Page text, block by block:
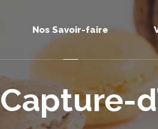
Nos Savoir-faire
Capture-